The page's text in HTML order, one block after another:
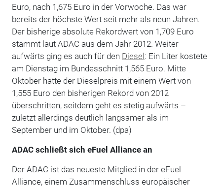
Euro, nach 1,675 Euro in der Vorwoche. Das war
bereits der höchste Wert seit mehr als neun Jahren.
Der bisherige absolute Rekordwert von 1,709 Euro
stammt laut ADAC aus dem Jahr 2012. Weiter
aufwärts ging es auch für den Diesel: Ein Liter kostete
am Dienstag im Bundesschnitt 1,565 Euro. Mitte
Oktober hatte der Dieselpreis mit einem Wert von
1,555 Euro den bisherigen Rekord von 2012
überschritten, seitdem geht es stetig aufwärts –
zuletzt allerdings deutlich langsamer als im
September und im Oktober. (dpa)
ADAC schließt sich eFuel Alliance an
Der ADAC ist das neueste Mitglied in der eFuel
Alliance, einem Zusammenschluss europäischer